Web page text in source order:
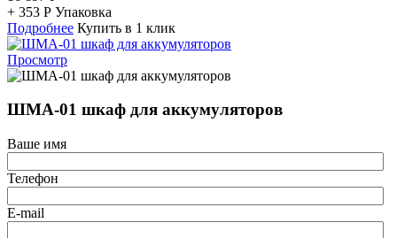
+ 353 Р Упаковка
Подробнее Купить в 1 клик
Просмотр
ШМА-01 шкаф для аккумуляторов
Ваше имя
Телефон
E-mail